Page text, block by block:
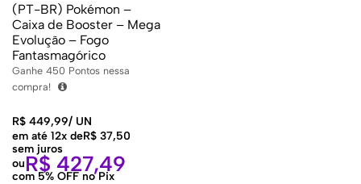
(PT-BR) Pokémon –
Caixa de Booster – Mega
Evolução – Fogo
Fantasmagórico
Ganhe 450 Pontos nessa
compra!
R$ 449,99/ UN
em até 12x deR$ 37,50
sem juros
ouR$ 427,49
com 5% OFF no Pix